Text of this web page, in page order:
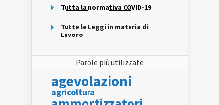
Tutta la normativa COVID-19
Tutte le Leggi in materia di
Lavoro
Parole più utilizzate
agevolazioni
agricoltura